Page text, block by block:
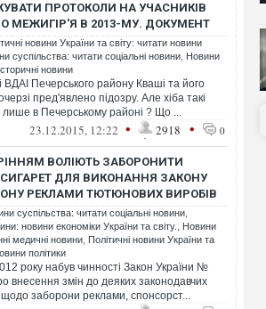
ПРОТОКОЛИ НА УЧАСНИКІВ
МЕЖИГІР'Я В 2013-МУ. ДОКУМЕНТ
новини України та світу: читати новини
суспільства: читати соціальні новини Новини
новини
ВДАІ Печерського району Кваші та його
пред'явлено підозру. Але хіба такі
лише в Печерському районі ? Що ...
23.12.2015, 12:22 • 2918 • 0
ВОЛІЮТЬ ЗАБОРОНИТИ
ДЛЯ ВИКОНАННЯ ЗАКОНУ
РЕКЛАМИ ТЮТЮНОВИХ ВИРОБІВ
суспільства: читати соціальні новини
новини економіки України та світу.
Новини
медичні новини Політичні новини України та
політики
року набув чинності Закон України №
внесення змін до деяких законодавчих
щодо заборони реклами, спонсорст...